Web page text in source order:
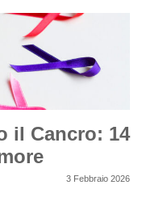
il Cancro: 14
3 Febbraio 2026